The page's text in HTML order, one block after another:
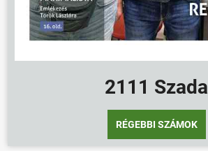
2111 Szada
RÉGEBBI SZÁMOK